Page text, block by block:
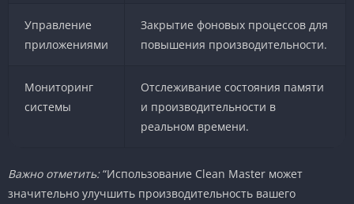
Управление
приложениями
Закрытие фоновых процессов для
повышения производительности.
Мониторинг
системы
Отслеживание состояния памяти
и производительности в
реальном времени.
Важно отметить:“Использование Clean Master может
значительно улучшить производительность вашего